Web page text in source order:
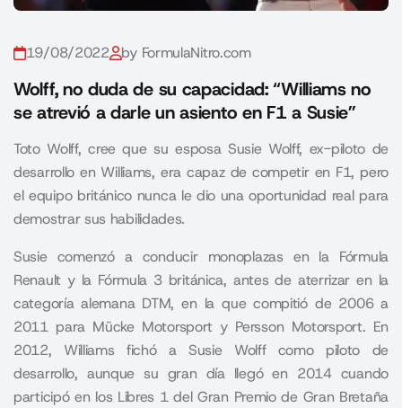
19/08/2022 by FormulaNitro.com
Wolff, no duda de su capacidad: “Williams no
se atrevió a darle un asiento en F1 a Susie”
Toto Wolff, cree que su esposa Susie Wolff, ex-piloto de
desarrollo en Williams, era capaz de competir en F1, pero
el equipo británico nunca le dio una oportunidad real para
demostrar sus habilidades.
Susie comenzó a conducir monoplazas en la Fórmula
Renault y la Fórmula 3 británica, antes de aterrizar en la
categoría alemana DTM, en la que compitió de 2006 a
2011 para Mücke Motorsport y Persson Motorsport. En
2012, Williams fichó a Susie Wolff como piloto de
desarrollo, aunque su gran día llegó en 2014 cuando
participó en los Libres 1 del Gran Premio de Gran Bretaña